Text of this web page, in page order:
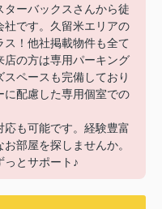
ーバックスさんから徒
です。久留米エリアの
！他社掲載物件も全て
の方は専用パーキング
ペースも完備しており
に配慮した専用個室での
応も可能です。経験豊富
部屋を探しませんか。
っとサポート♪